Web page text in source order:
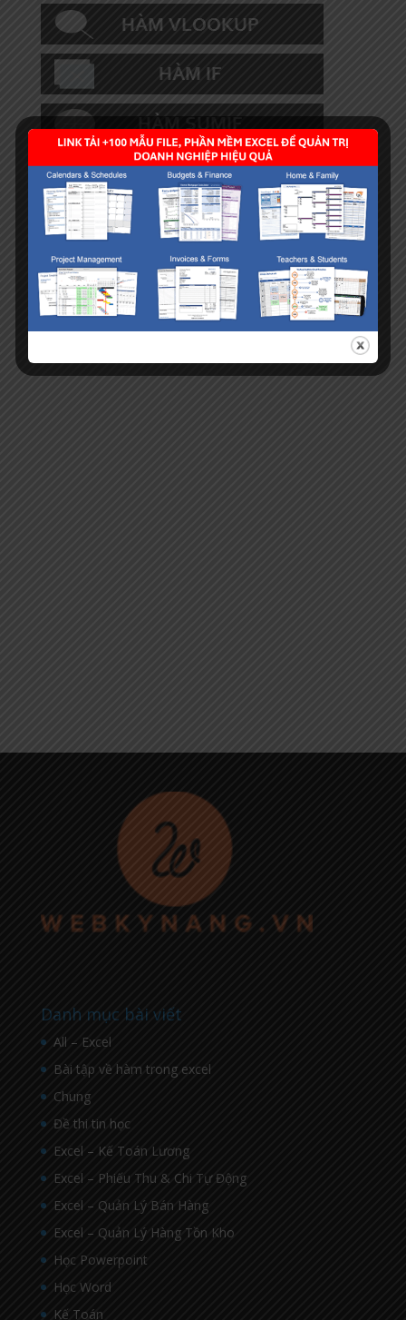
Danh mục bài viết
All – Excel
Bài tập về hàm trong excel
Chung
Đề thi tin học
Excel – Kế Toán Lương
Excel – Phiếu Thu & Chi Tự Động
Excel – Quản Lý Bán Hàng
Excel – Quản Lý Hàng Tồn Kho
Học Powerpoint
Học Word
Kế Toán